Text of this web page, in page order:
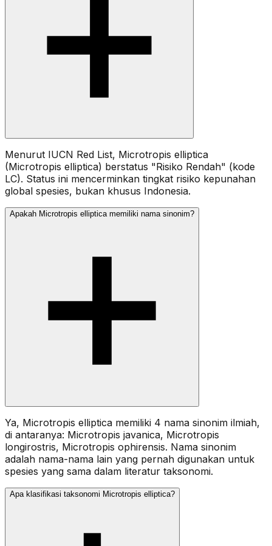
Menurut IUCN Red List, Microtropis elliptica
(Microtropis elliptica) berstatus "Risiko Rendah" (kode
LC). Status ini mencerminkan tingkat risiko kepunahan
global spesies, bukan khusus Indonesia.
Apakah Microtropis elliptica memiliki nama sinonim?
Ya, Microtropis elliptica memiliki 4 nama sinonim ilmiah,
di antaranya: Microtropis javanica, Microtropis
longirostris, Microtropis ophirensis. Nama sinonim
adalah nama-nama lain yang pernah digunakan untuk
spesies yang sama dalam literatur taksonomi.
Apa klasifikasi taksonomi Microtropis elliptica?